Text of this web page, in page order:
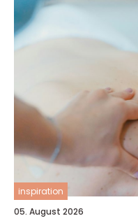
inspiration
05. August 2026